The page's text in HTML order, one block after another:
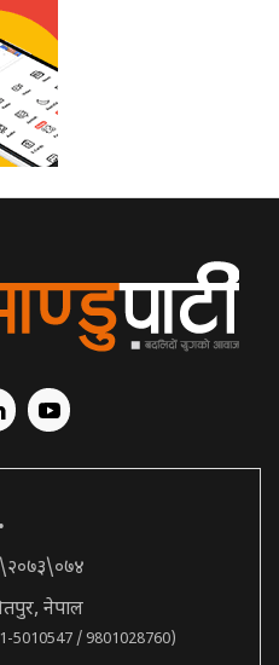
नेपाल
5010547 / 9801028760)